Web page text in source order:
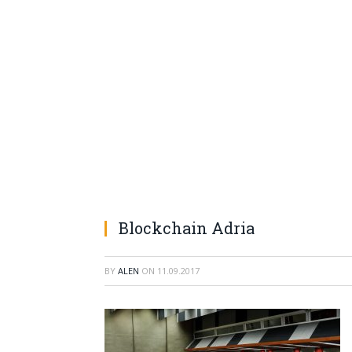
Blockchain Adria
BY ALEN ON 11.09.2017